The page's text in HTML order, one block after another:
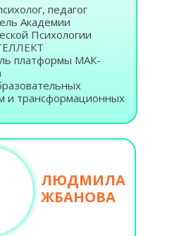
педагог
Академии
Психологии
платформы МАК-
и трансформационных
ЛЮДМИЛА
ЖБАНОВА